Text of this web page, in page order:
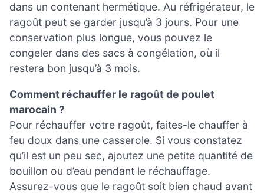
dans un contenant hermétique. Au réfrigérateur, le
ragoût peut se garder jusqu’à 3 jours. Pour une
conservation plus longue, vous pouvez le
congeler dans des sacs à congélation, où il
restera bon jusqu’à 3 mois.
Comment réchauffer le ragoût de poulet
marocain ?
Pour réchauffer votre ragoût, faites-le chauffer à
feu doux dans une casserole. Si vous constatez
qu’il est un peu sec, ajoutez une petite quantité de
bouillon ou d’eau pendant le réchauffage.
Assurez-vous que le ragoût soit bien chaud avant